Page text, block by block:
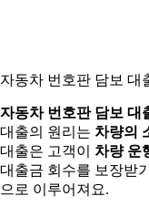
자동차 번호판 담보 대
자동차 번호판 담보 대
대출의 원리는 차량의
대출은 고객이 차량 운
대출금 회수를 보장받
으로 이루어져요.